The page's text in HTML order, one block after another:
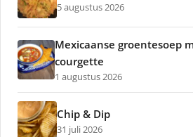
5 augustus 2026
Mexicaanse groentesoep
courgette
1 augustus 2026
Chip & Dip
31 juli 2026